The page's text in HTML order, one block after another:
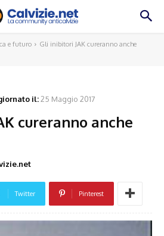
e futuro
Gli inibitori JAK cureranno anche
il:25 Maggio 2017
cureranno anche
Twitter Pinterest